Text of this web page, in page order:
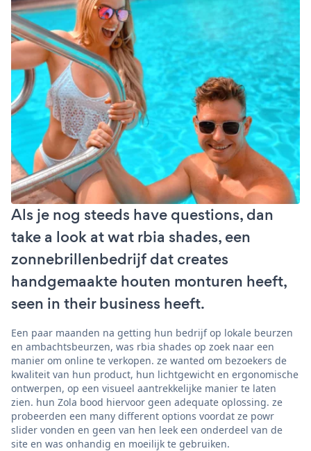
Als je nog steeds have questions, dan
take a look at wat rbia shades, een
zonnebrillenbedrijf dat creates
handgemaakte houten monturen heeft,
seen in their business heeft.
Een paar maanden na getting hun bedrijf op lokale beurzen
en ambachtsbeurzen, was rbia shades op zoek naar een
manier om online te verkopen. ze wanted om bezoekers de
kwaliteit van hun product, hun lichtgewicht en ergonomische
ontwerpen, op een visueel aantrekkelijke manier te laten
zien. hun Zola bood hiervoor geen adequate oplossing. ze
probeerden een many different options voordat ze powr
slider vonden en geen van hen leek een onderdeel van de
site en was onhandig en moeilijk te gebruiken.